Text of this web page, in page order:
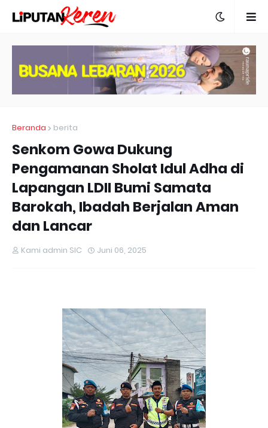
Beranda berita
Senkom Gowa Dukung
Pengamanan Sholat Idul Adha di
Lapangan LDII Bumi Samata
Barokah, Ibadah Berjalan Aman
dan Lancar
Kami admin SIC Juni 06, 2025